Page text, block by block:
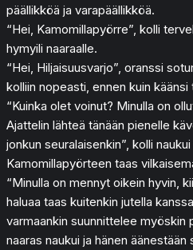
päällikköä ja varapäällikköä.
“Hei, Kamomillapyörre”, kolli
hymyili naaraalle.
“Hei, Hiljaisuusvarjo”, oranssi
kolliin nopeasti, ennen kuin
“Kuinka olet voinut? Minulla on
Ajattelin lähteä tänään pienelle
jonkun seuralaisenkin”, kolli
Kamomillapyörteen taas
“Minulla on mennyt oikein hyvin,
haluaa taas kuitenkin jutella
varmaankin suunnittelee myöskin
naaras naukui ja hänen